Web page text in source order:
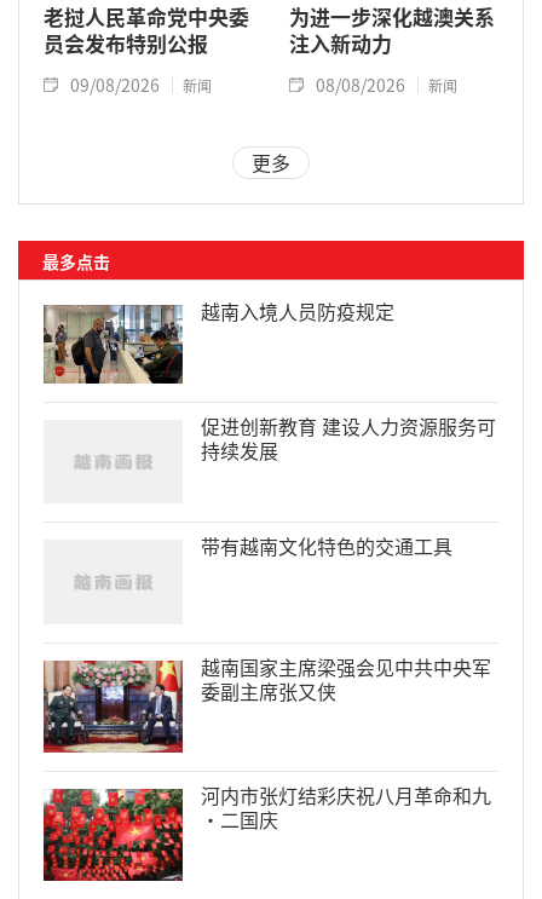
老挝人民革命党中央委
员会发布特别公报
09/08/2026 新闻
为进一步深化越澳关系
注入新动力
08/08/2026 新闻
更多
最多点击
越南入境人员防疫规定
促进创新教育 建设人力资源服务可
持续发展
带有越南文化特色的交通工具
越南国家主席梁强会见中共中央军
委副主席张又侠
河内市张灯结彩庆祝八月革命和九
·二国庆